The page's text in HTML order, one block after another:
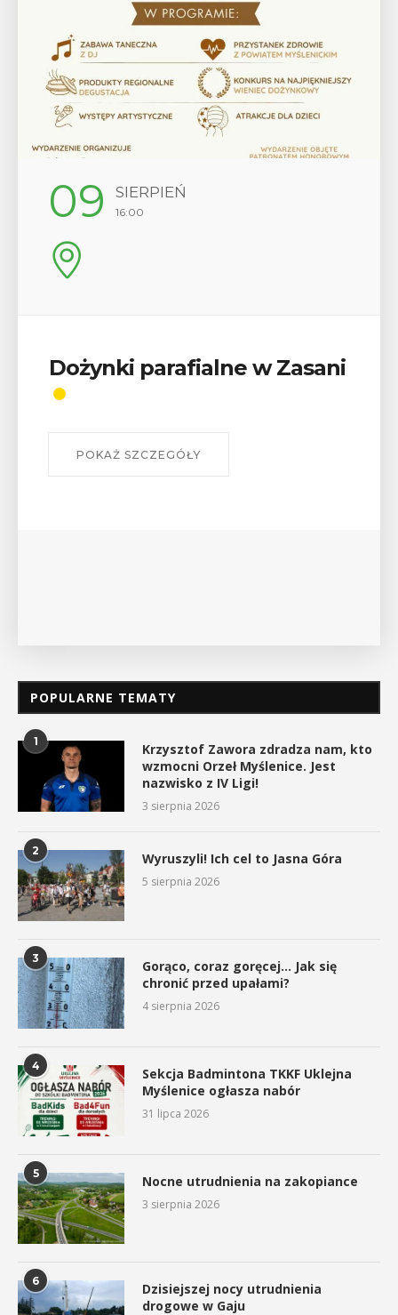
09 SIERPIEŃ
16:00
Dożynki parafialne w Zasani
POKAŻ SZCZEGÓŁY
POPULARNE TEMATY
1
Krzysztof Zawora zdradza nam, kto
wzmocni Orzeł Myślenice. Jest
nazwisko z IV Ligi!
3 sierpnia 2026
2 Wyruszyli! Ich cel to Jasna Góra
5 sierpnia 2026
3
Gorąco, coraz goręcej… Jak się
chronić przed upałami?
4 sierpnia 2026
4
Sekcja Badmintona TKKF Uklejna
Myślenice ogłasza nabór
31 lipca 2026
5 Nocne utrudnienia na zakopiance
3 sierpnia 2026
6
Dzisiejszej nocy utrudnienia
drogowe w Gaju